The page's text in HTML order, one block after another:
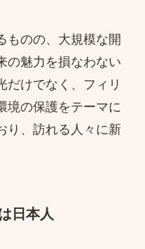
ものの、大規模な開
の魅力を損なわない
だけでなく、フィリ
境の保護をテーマに
り、訪れる人々に新
日本人